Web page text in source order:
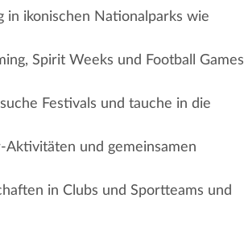
in ikonischen Nationalparks wie
Spirit Weeks und Football Games
Festivals und tauche in die
und gemeinsamen
in Clubs und Sportteams und